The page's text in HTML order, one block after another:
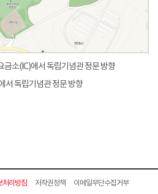
금소(IC)에서 독립기념관 정문 방향
서 독립기념관 정문 방향
처리방침 저작권정책
이메일무단수집거부